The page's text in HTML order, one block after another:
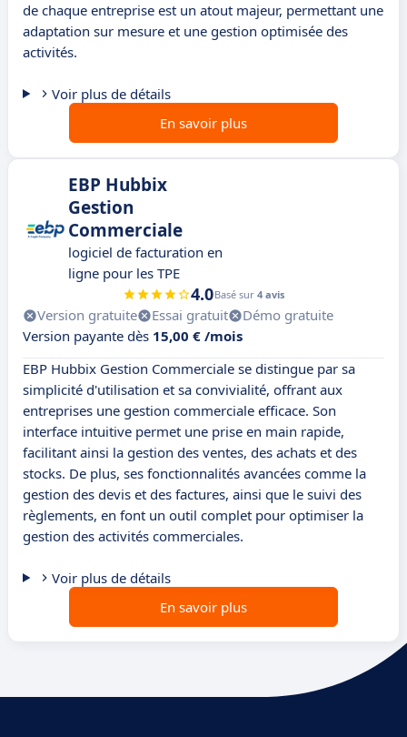
de chaque entreprise est un atout majeur, permettant une
adaptation sur mesure et une gestion optimisée des
activités.
Voir plus de détails
En savoir plus
EBP Hubbix
Gestion
Commerciale
logiciel de facturation en
ligne pour les TPE
4.0Basé sur 4 avis
Version gratuite Essai gratuit
Démo gratuite
Version payante dès 15,00 € /mois
EBP Hubbix Gestion Commerciale se distingue par sa
simplicité d'utilisation et sa convivialité, offrant aux
entreprises une gestion commerciale efficace. Son
interface intuitive permet une prise en main rapide,
facilitant ainsi la gestion des ventes, des achats et des
stocks. De plus, ses fonctionnalités avancées comme la
gestion des devis et des factures, ainsi que le suivi des
règlements, en font un outil complet pour optimiser la
gestion des activités commerciales.
Voir plus de détails
En savoir plus